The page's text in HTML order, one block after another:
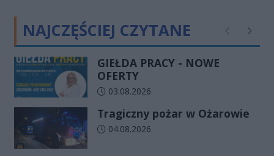
NAJCZĘŚCIEJ CZYTANE Poprzednie
GIEŁDA PRACY - NOWE
OFERTY
Data dodania artykułu:
03.08.2026
Tragiczny pożar w Ożarowie
Data dodania artykułu:
04.08.2026